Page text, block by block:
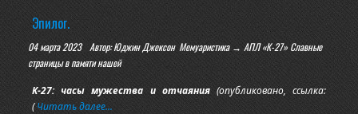
других потенциально опасных радиоактивных объектов. Им
помогали коллеги из НИЦ «Курчатовский институт», СПМБМ
Эпилог.
04 марта 2023 Автор: Юджин Джексон Мемуаристика → АПЛ «К-27» Славные
страницы в памяти нашей
К-27: часы мужества и отчаяния(опубликовано, ссылка:
(Читать далее...